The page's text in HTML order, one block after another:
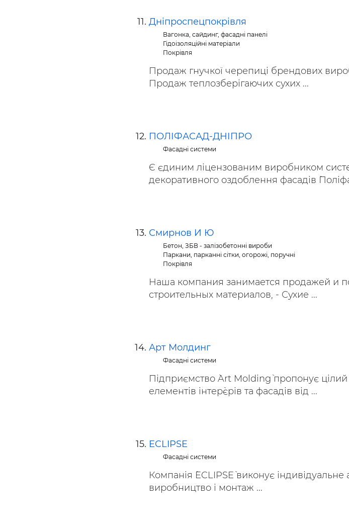
Дніпроспецпокрівля
Вагонка, сайдинг, фасадні панелі
Гідоізоляційні матеріали
Покрівля
Продаж гнучкої черепиці брендових
Продаж теплозберігаючих сухих ...
ПОЛІФАСАД-ДНІПРО
Фасадні системи
Є єдиним ліцензованим виробником
декоративного оздоблення фасадів
Смирнов И Ю
Бетон, ЗБВ - залізобетонні вироби
Паркани, парканні сітки, огорожі, поручні
Покрівля
Наша компания занимается продажей и
строительных материалов, - Сухие ...
Арт Молдинг
Фасадні системи
Підприємство `Art Molding` пропонує цілий
елементів інтер`єрів та фасадів від ...
ECLIPSE
Фасадні системи
Компанія `ECLIPSE` виконує
виробництво і монтаж ...